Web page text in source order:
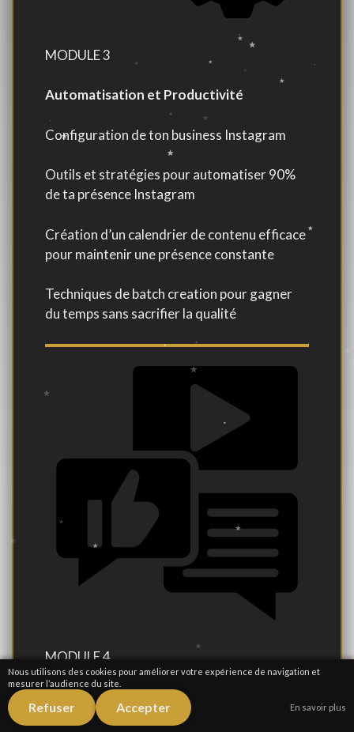
Nous utilisons des cookies pour améliorer votre expérience de navigation et
mesurer l’audience du site.
Refuser Accepter En savoir plus
MODULE 3
Automatisation et Productivité
Configuration de ton business Instagram
Outils et stratégies pour automatiser 90%
de ta présence Instagram
Création d’un calendrier de contenu efficace
pour maintenir une présence constante
Techniques de batch creation pour gagner
du temps sans sacrifier la qualité
MODULE 4
Stratégies d’Engagement